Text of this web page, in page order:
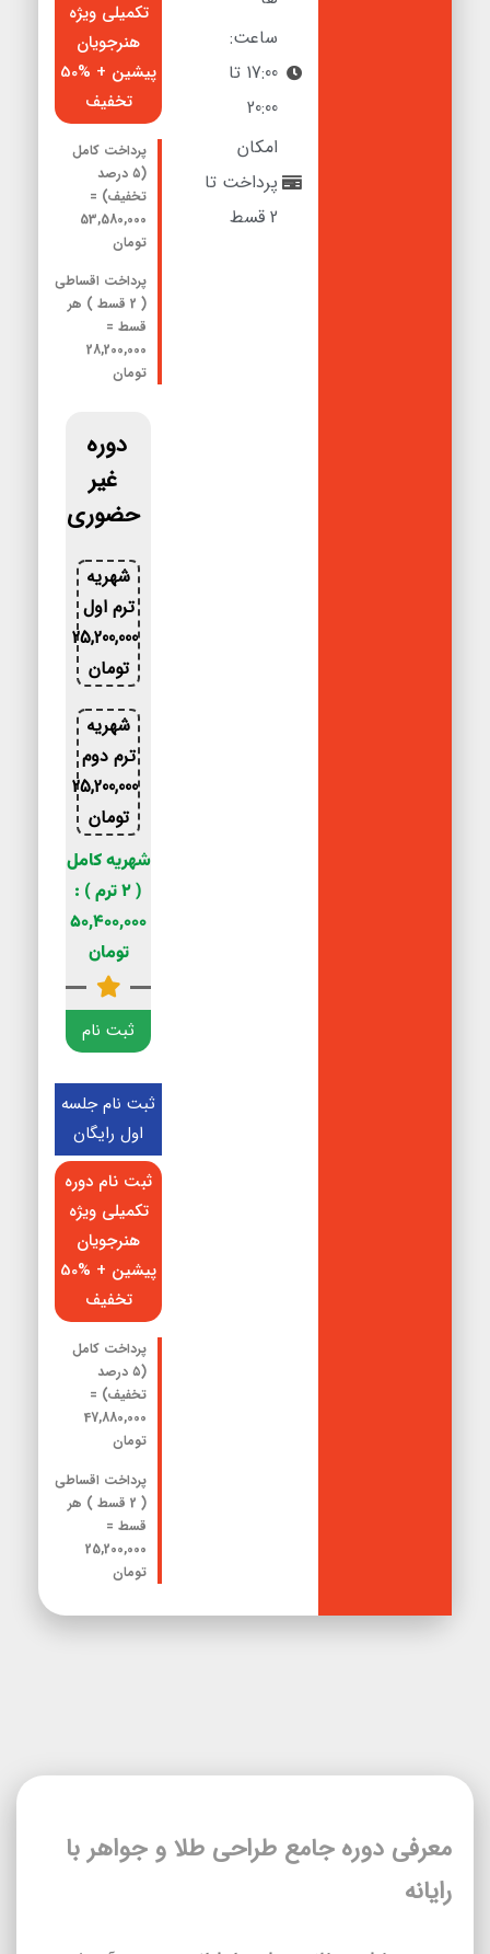
ساعت:
17:00 تا
20:00
امکان
پرداخت تا
2 قسط
تکمیلی ویژه
هنرجویان
پیشین + %50
تخفیف
پرداخت کامل
(۵ درصد
تخفیف) =
53,580,000
تومان
پرداخت اقساطی
( 2 قسط
) هر
قسط =
28,200,000
تومان
دوره
غیر
حضوری
شهریه
ترم اول
25,200,000
تومان
شهریه
ترم دوم
25,200,000
تومان
شهریه کامل
( 2 ترم ) :
50,400,000
تومان
ثبت نام
ثبت نام جلسه
اول رایگان
ثبت نام دوره
تکمیلی ویژه
هنرجویان
پیشین + %50
تخفیف
پرداخت کامل
(۵ درصد
تخفیف) =
47,880,000
تومان
پرداخت اقساطی
( 2 قسط
) هر
قسط =
25,200,000
تومان
معرفی دوره جامع طراحی طلا و جواهر با
رایانه